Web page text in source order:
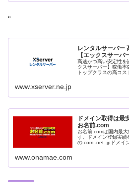
"
レンタルサーバー
【エックスサーバ
高速かつ高い安定性を
クスサーバー】稼働
トップクラスの高コス
www.xserver.ne.jp
ドメイン取得は最
お名前.com
お名前.comは国内最
す。ドメイン登録実
の.com .net .jpドメイ
www.onamae.com